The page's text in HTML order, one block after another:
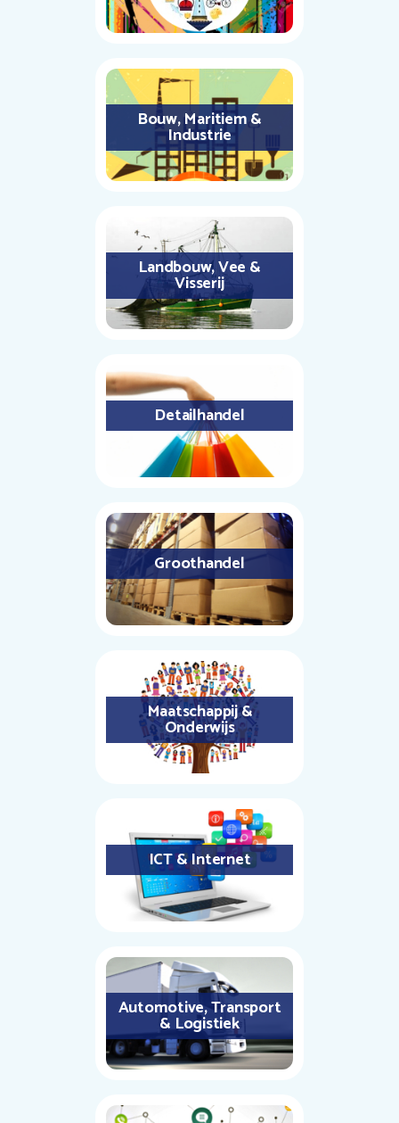
Bouw, Maritiem &
Industrie
Landbouw, Vee &
Visserij
Detailhandel
Groothandel
Maatschappij &
Onderwijs
ICT & Internet
Automotive, Transport
& Logistiek